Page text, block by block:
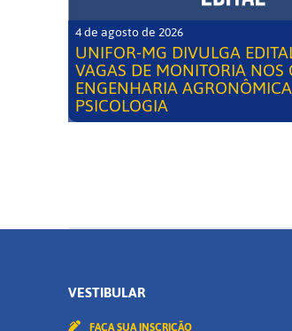
4 de agosto de 2026
UNIFOR-MG DIVULGA
VAGAS DE MONITORIA NOS
ENGENHARIA
PSICOLOGIA
VESTIBULAR